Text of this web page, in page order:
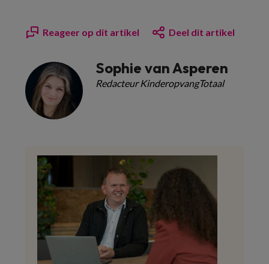
Reageer op dit artikel Deel dit artikel
Sophie van Asperen
Redacteur KinderopvangTotaal